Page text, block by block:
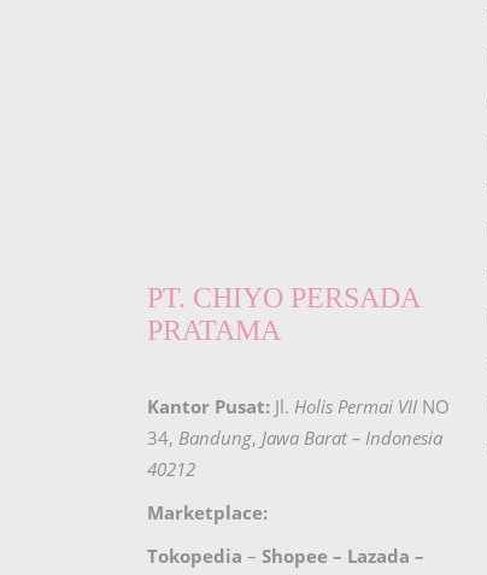
PT. CHIYO PERSADA
PRATAMA
Kantor Pusat: Jl. Holis Permai VII NO
34, Bandung, Jawa Barat – Indonesia
40212
Marketplace:
Tokopedia – Shopee – Lazada –